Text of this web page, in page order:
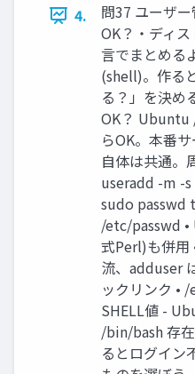
4.
問37 ユーザ
OK？・ディ
言でまとめる
(shell)。作る
る？」を決め
OK？ Ubuntu
らOK。本番
自体は共通。
useradd -m -
sudo passwd
/etc/passwd
式Perl)も併用
流、adduser
ックリンク •
SHELL値 -
/bin/bash 存
るとログイン